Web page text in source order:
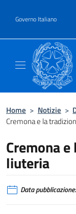
Governo Italiano
Home > Notizie >
Cremona e la
Cremona
liuteria
Data pubblicazione: